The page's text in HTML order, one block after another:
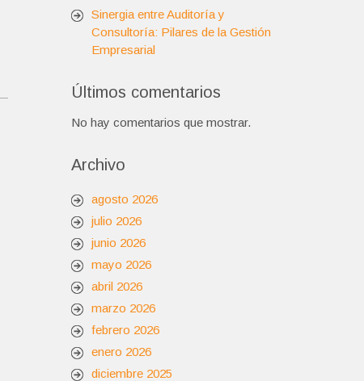
Sinergia entre Auditoría y
Consultoría: Pilares de la Gestión
Empresarial
Últimos comentarios
No hay comentarios que mostrar.
Archivo
agosto 2026
julio 2026
junio 2026
mayo 2026
abril 2026
marzo 2026
febrero 2026
enero 2026
diciembre 2025